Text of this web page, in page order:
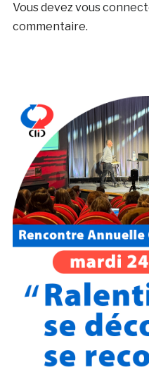
Vous devezvous
commentaire.